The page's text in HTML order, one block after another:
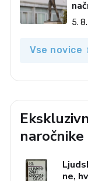
5.
Vse novice
naročnike
ne,